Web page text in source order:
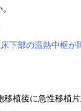
部の温熱中枢が
植後に急性移植